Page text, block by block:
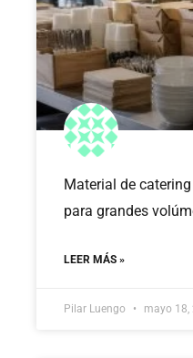
Material de
para grandes
LEER MÁS »
Pilar Luengo mayo 18,